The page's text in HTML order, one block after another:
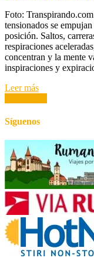
Foto:
tensionados se
posición. Saltos,
respiraciones
concentran y la mente
inspiraciones y
Leer más
Posts
navigation
Síguenos